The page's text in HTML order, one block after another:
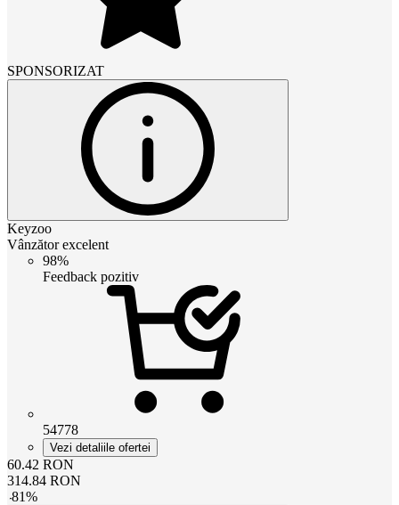
SPONSORIZAT
Keyzoo
Vânzător excelent
98%
Feedback pozitiv
54778
Vezi detaliile ofertei
60.42 RON
314.84 RON
-81%